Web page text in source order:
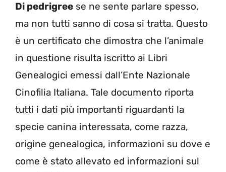
Di pedrigree se ne sente parlare spesso,
ma non tutti sanno di cosa si tratta. Questo
è un certificato che dimostra che l’animale
in questione risulta iscritto ai Libri
Genealogici emessi dall’Ente Nazionale
Cinofilia Italiana. Tale documento riporta
tutti i dati più importanti riguardanti la
specie canina interessata, come razza,
origine genealogica, informazioni su dove e
come è stato allevato ed informazioni sul